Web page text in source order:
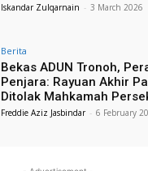
Iskandar Zulqarnain - 3 March 2026
Berita
Bekas ADUN Tronoh,
Penjara: Rayuan Akhir
Ditolak Mahkamah
Freddie Aziz Jasbindar - 6 February